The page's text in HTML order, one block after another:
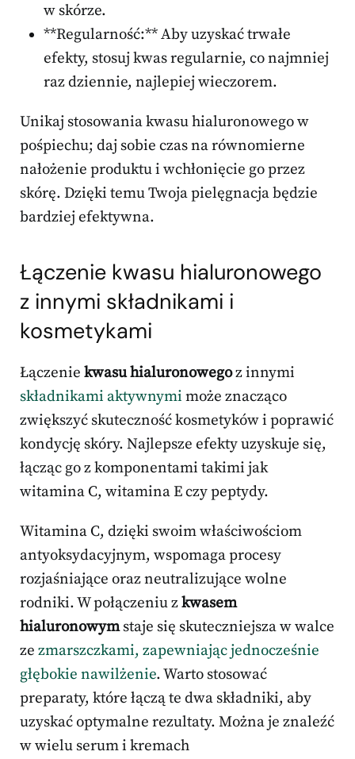
w skórze.
**Regularność:** Aby uzyskać trwałe
efekty, stosuj kwas regularnie, co najmniej
raz dziennie, najlepiej wieczorem.
Unikaj stosowania kwasu hialuronowego w
pośpiechu; daj sobie czas na równomierne
nałożenie produktu i wchłonięcie go przez
skórę. Dzięki temu Twoja pielęgnacja będzie
bardziej efektywna.
Łączenie kwasu hialuronowego
z innymi składnikami i
kosmetykami
Łączenie kwasu hialuronowegoz innymi
składnikami aktywnymi może znacząco
zwiększyć skuteczność kosmetyków i poprawić
kondycję skóry. Najlepsze efekty uzyskuje się,
łącząc go z komponentami takimi jak
witamina C, witamina E czy peptydy.
Witamina C, dzięki swoim właściwościom
antyoksydacyjnym, wspomaga procesy
rozjaśniające oraz neutralizujące wolne
rodniki. W połączeniu zkwasem
hialuronowymstaje się skuteczniejsza w walce
ze zmarszczkami, zapewniając jednocześnie
głębokie nawilżenie. Warto stosować
preparaty, które łączą te dwa składniki, aby
uzyskać optymalne rezultaty. Można je znaleźć
w wielu serum i kremach